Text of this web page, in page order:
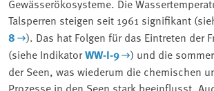
Gewässerökosysteme. Die
Talsperren steigen seit 1961 signifikant
8
). Das hat Folgen für das Eintreten der
(siehe IndikatorWW-I-9 ) und die
der Seen, was wiederum die chemischen
Prozesse in den Seen stark beeinflusst.